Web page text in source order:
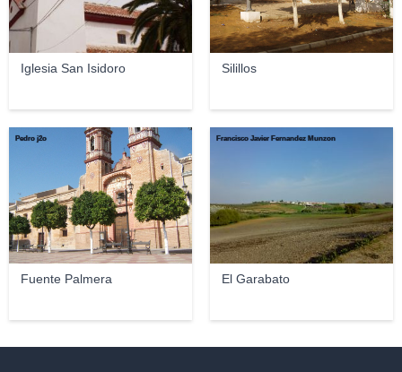
Iglesia San Isidoro Silillos
Fuente Palmera
Pedro j2o
El Garabato
Francisco Javier Fernandez Munzon